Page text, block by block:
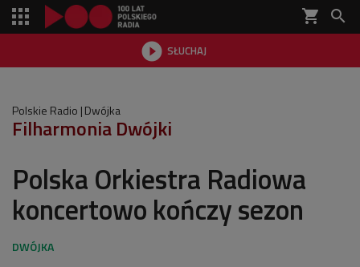
shopping_cart 
 SŁUCHAJ

Polskie Radio Dwójka
Filharmonia Dwójki
Polska Orkiestra Radiowa
koncertowo kończy sezon